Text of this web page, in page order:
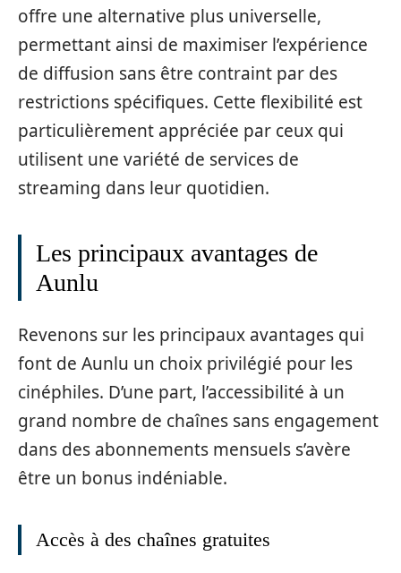
offre une alternative plus universelle,
permettant ainsi de maximiser l’expérience
de diffusion sans être contraint par des
restrictions spécifiques. Cette flexibilité est
particulièrement appréciée par ceux qui
utilisent une variété de services de
streaming dans leur quotidien.
Les principaux avantages de
Aunlu
Revenons sur les principaux avantages qui
font de Aunlu un choix privilégié pour les
cinéphiles. D’une part, l’accessibilité à un
grand nombre de chaînes sans engagement
dans des abonnements mensuels s’avère
être un bonus indéniable.
Accès à des chaînes gratuites